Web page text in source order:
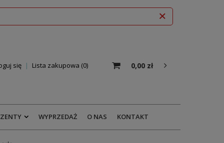
się Lista zakupowa 0 0,00 zł
WYPRZEDAŻ O NAS KONTAKT